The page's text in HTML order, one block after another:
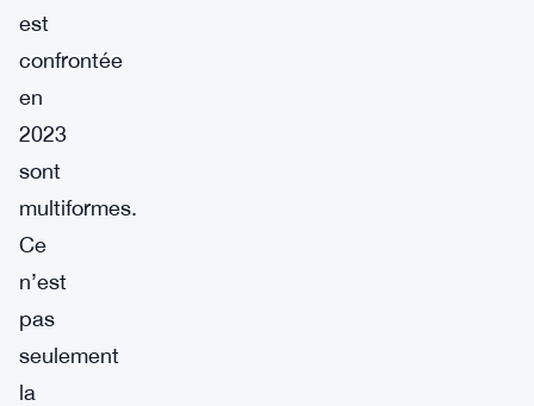
est
confrontée
en
2023
sont
multiformes.
Ce
n’est
pas
seulement
la